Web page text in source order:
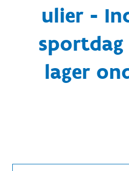
ulier -
sportdag
lager